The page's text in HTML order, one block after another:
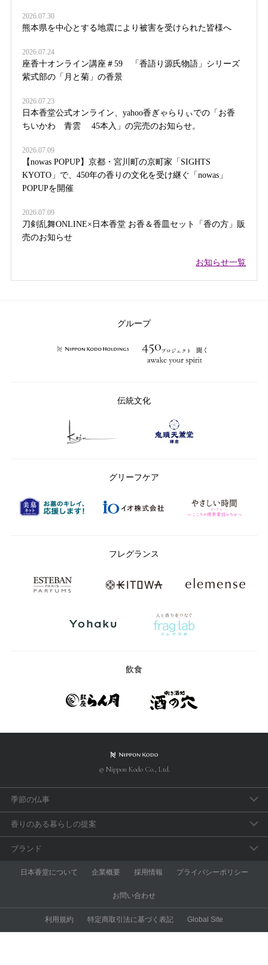
2026.07.30
熊本県を中心とする地震により被害を受けられた皆様へ
2026.07.24
座香十オンライン講座＃59 「香語り源氏物語」シリーズ
紫式部の「月と菊」の香景
2026.07.23
日本香堂公式オンライン、yahoo香ぎゃらりぃでの「お香
ちいかわ 青雲 45本入」の完売のお知らせ。
2026.07.09
【nowas POPUP】京都・宮川町の京町家「SIGHTS
KYOTO」で、450年の香りの文化を受け継ぐ「nowas」
POPUPを開催
2026.07.09
刀剣乱舞ONLINE×日本香堂 お香＆香皿セット「香の方」販
売のお知らせ
お知らせ一覧
グループ
伝統文化
グリーフケア
フレグランス
飲食
© Nippon Kodo Co., Ltd.
季節の仏事
春のお彼岸
母の日参り
父の日参り
香りのある暮らしの提案
アロマで手軽に「睡眠のセルフケア」
おうち時間の充実に香りを取り入れよう
スポーツアロマ
ブランド
aroma vera
日本香堂について 企業概要 採用情報 プライバシーポリシー
お問い合わせ
利用規約 特定商取引法に基づく表記 Global Site